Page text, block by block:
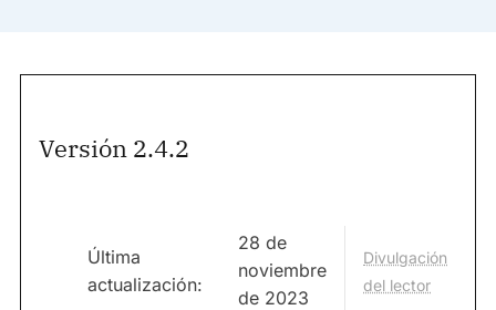
Versión 2.4.2
Última
actualización:
28 de
noviembre
de 2023
Divulgación
del lector